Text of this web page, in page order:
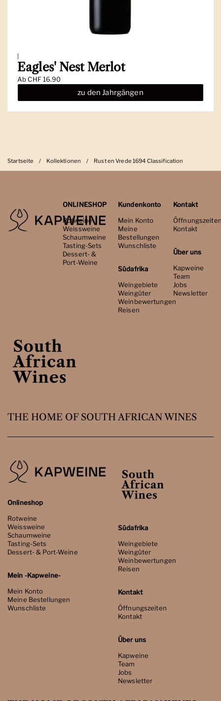
|
Eagles' Nest Merlot
AbCHF 16.90
zu den Jahrgängen
Startseite / Kollektionen / Rust en Vrede 1694 Classification
ONLINESHOP
Rotweine
Weissweine
Schaumweine
Tasting-Sets
Dessert- &
Port-Weine
Kundenkonto
Mein Konto
Meine
Bestellungen
Wunschliste
Südafrika
Weingebiete
Weingüter
Weinbewertungen
Reisen
Kontakt
Kontakt
Über uns
Kapweine
Team
Jobs
Newsletter
THE HOME OF SOUTH AFRICAN WINES
Onlineshop
Rotweine
Weissweine
Schaumweine
Tasting-Sets
Dessert- & Port-Weine
Mein -Kapweine-
Mein Konto
Meine Bestellungen
Wunschliste
Südafrika
Weingebiete
Weingüter
Weinbewertungen
Reisen
Kontakt
Öffnungszeiten
Kontakt
Über uns
Kapweine
Team
Jobs
Newsletter